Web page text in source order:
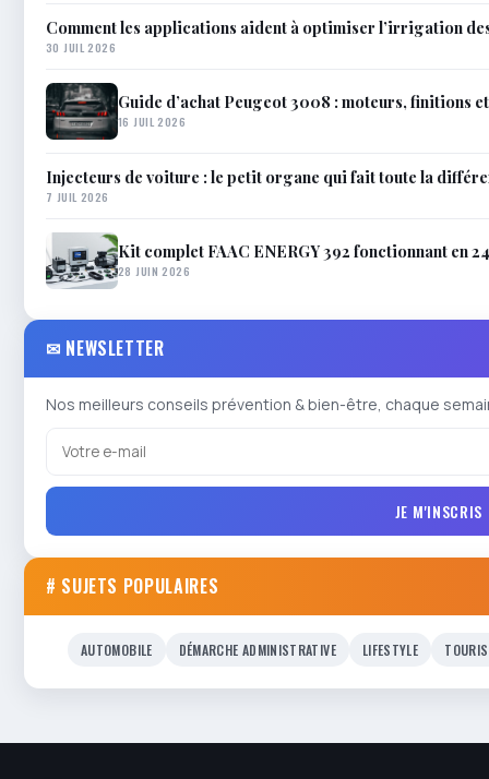
Comment les applications aident à optimiser l’irrigation
30 JUIL 2026
Guide d’achat Peugeot 3008 : moteurs, finitions
16 JUIL 2026
Injecteurs de voiture : le petit organe qui fait toute la
7 JUIL 2026
Kit complet FAAC ENERGY 392 fonctionnant en
28 JUIN 2026
✉ NEWSLETTER
Nos meilleurs conseils prévention & bien-être, chaque
JE M'INSCRIS
# SUJETS POPULAIRES
AUTOMOBILE DÉMARCHE ADMINISTRATIVE LIFESTYLE